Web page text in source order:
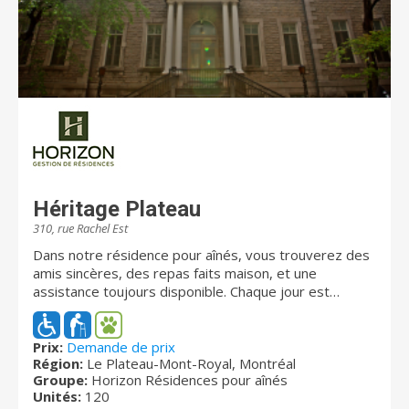
Héritage Plateau
310, rue Rachel Est
Dans notre résidence pour aînés, vous trouverez des
amis sincères, des repas faits maison, et une
assistance toujours disponible. Chaque jour est
l’occasion de vivre dans un cadre chaleureux et
accueillant, avec des activités stimulantes et des
loisirs variés. À Héritage Plateau, nous vous offrons un
environnement respectueux de vos besoins et
préférences. Situé au cœur de Montréal, notre
magnifique bâtiment centenaire de 120 unités est
Prix: Demande de prix
Région: Le Plateau-Mont-Royal, Montréal
Groupe: Horizon Résidences pour aînés
Unités: 120